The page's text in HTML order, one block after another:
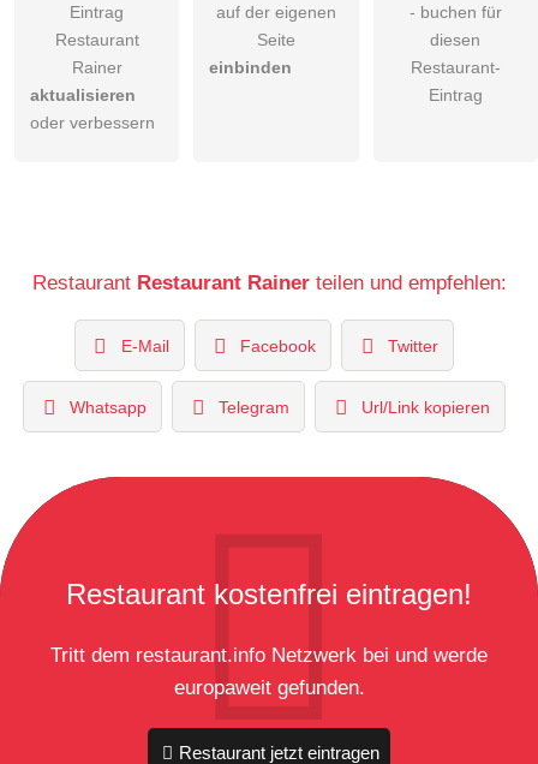
Eintrag
Restaurant
Rainer
aktualisieren
oder verbessern
auf der eigenen
Seite
einbinden
- buchen für
diesen
Restaurant-
Eintrag
Restaurant Restaurant Rainerteilen und empfehlen:
E-Mail Facebook Twitter
Whatsapp Telegram Url/Link kopieren
Restaurant kostenfrei eintragen!
Tritt dem restaurant.info Netzwerk bei und werde
europaweit gefunden.
Restaurant jetzt eintragen